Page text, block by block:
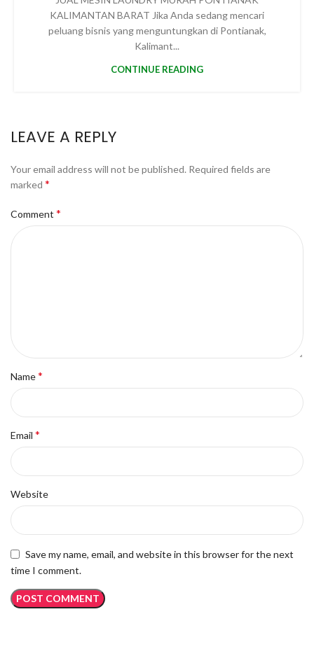
KALIMANTAN BARAT Jika Anda sedang mencari
peluang bisnis yang menguntungkan di Pontianak,
Kalimant...
CONTINUE READING
LEAVE A REPLY
Your email address will not be published. Required fields are
marked *
Comment *
Name*
Email *
Website
Save my name, email, and website in this browser for the next
time I comment.